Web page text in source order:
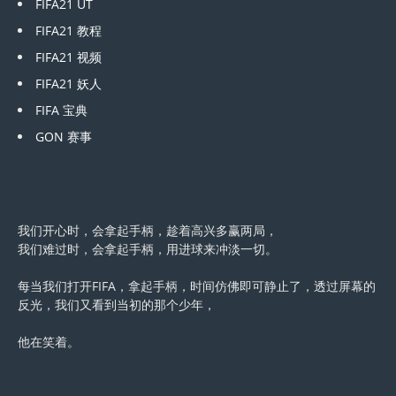
FIFA21 UT
FIFA21 教程
FIFA21 视频
FIFA21 妖人
FIFA 宝典
GON 赛事
我们开心时，会拿起手柄，趁着高兴多赢两局，
我们难过时，会拿起手柄，用进球来冲淡一切。
每当我们打开FIFA，拿起手柄，时间仿佛即可静止了，透过屏幕的
反光，我们又看到当初的那个少年，
他在笑着。